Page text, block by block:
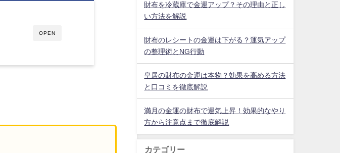
OPEN
財布を冷蔵庫で金運アップ？その理由と正し
い方法を解説
財布のレシートの金運は下がる？運気アップ
の整理術とNG行動
皇居の財布の金運は本物？効果を高める方法
と口コミを徹底解説
満月の金運の財布で運気上昇！効果的なやり
方から注意点まで徹底解説
カテゴリー